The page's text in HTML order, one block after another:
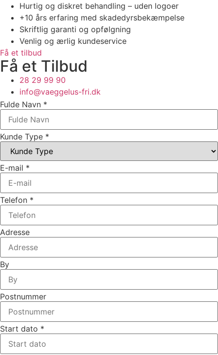
Hurtig og diskret behandling – uden logoer
+10 års erfaring med skadedyrsbekæmpelse
Skriftlig garanti og opfølgning
Venlig og ærlig kundeservice
Få et tilbud
Få et Tilbud
28 29 99 90
info@vaeggelus-fri.dk
Fulde Navn *
Kunde Type *
E-mail *
Telefon *
Adresse
By
Postnummer
Start dato *